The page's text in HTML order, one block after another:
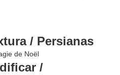
/ Persianas
/